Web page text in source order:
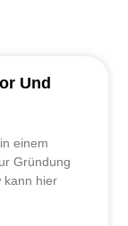
Und
einem
Gründung
kann hier